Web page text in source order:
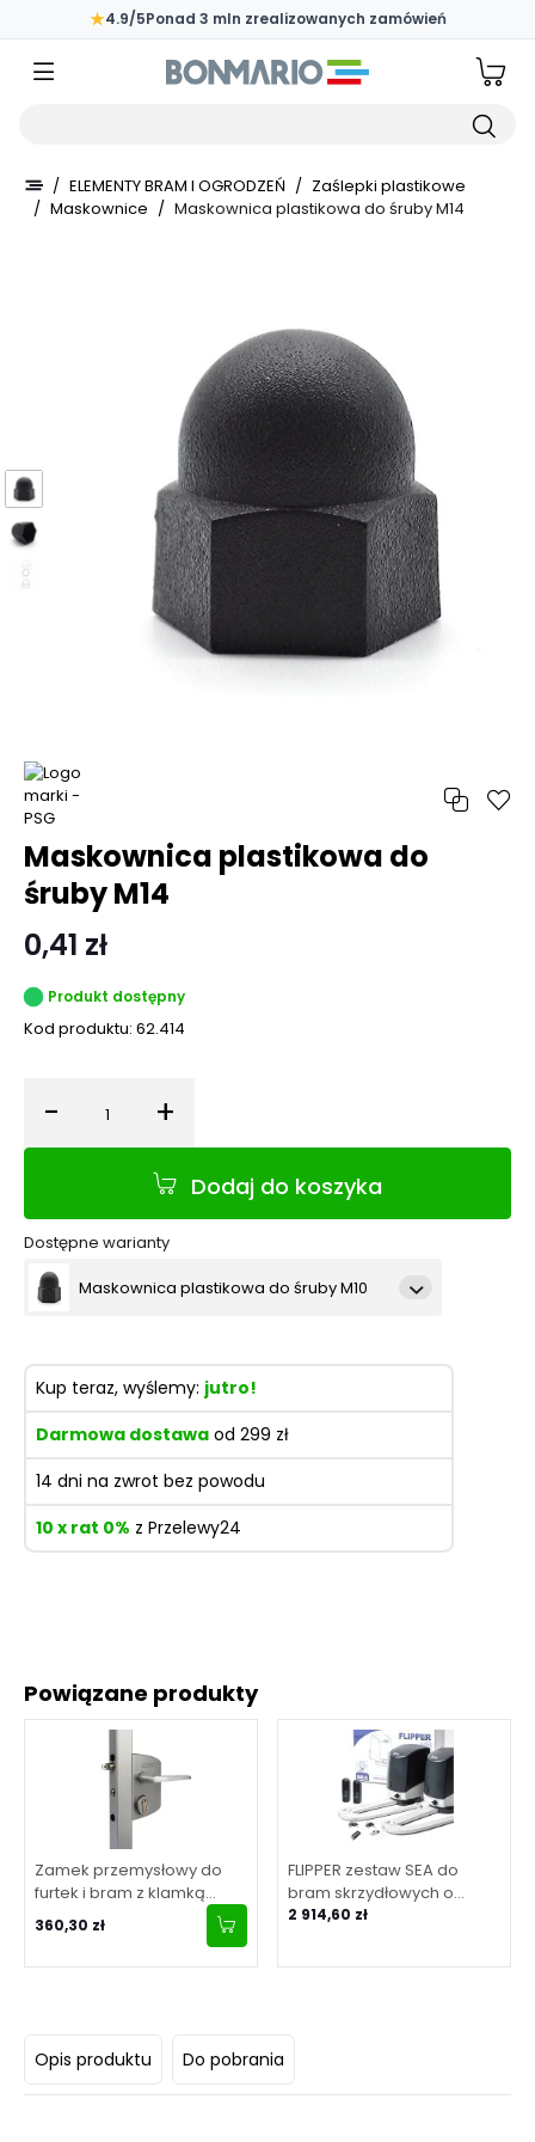
Przejdź do głównej zawartości strony
★4.9/5Ponad 3 mln zrealizowanych zamówień
/ ELEMENTY BRAM I OGRODZEŃ / Zaślepki plastikowe
/ Maskownice / Maskownica plastikowa do śruby M14
Powiązane produkty
Zamek przemysłowy do
furtek i bram z klamką
aluminiową, dla profilu 40-
60 mm - srebrny
360,30 zł
FLIPPER zestaw SEA do
bram skrzydłowych o
maksymalnej długości
2 914,60 zł
Opis produktu Do pobrania
Maskownica plastikowa do
śruby M14
0,41 zł
Produkt dostępny
Kod produktu: 62.414
- Ilość +
Dodaj do koszyka
Dostępne warianty
Maskownica plastikowa do śruby M10
Maskownica plastikowa do śruby M6
Maskownica plastikowa do śruby M12
Maskownica plastikowa do śruby M16
Kup teraz, wyślemy: jutro!
Darmowa dostawa od 299 zł
14 dni na zwrot bez powodu
10 x rat 0% z Przelewy24